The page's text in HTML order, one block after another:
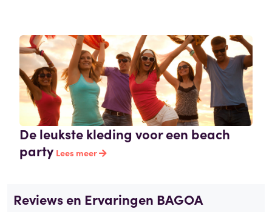
De leukste kleding voor een beach
party Lees meer
Reviews en Ervaringen BAGOA